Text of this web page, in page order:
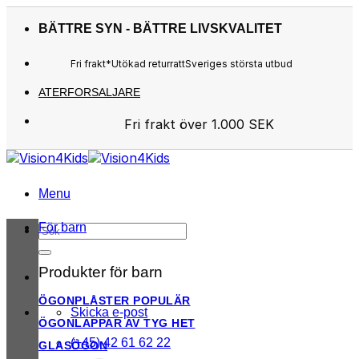
BÄTTRE SYN - BÄTTRE LIVSKVALITET
Fri frakt*Utökad returrattSveriges största utbud
ATERFORSALJARE
Fri frakt över 1.000 SEK
Kunderna älskar oss
Utökad returratt
Sveriges största utbud
Menu
Sök
Skicka e-post
(+45) 42 61 62 22
För barn
Produkter för barn
ÖGONPLÅSTER
ÖGONLAPPAR AV TYG
GLASÖGON